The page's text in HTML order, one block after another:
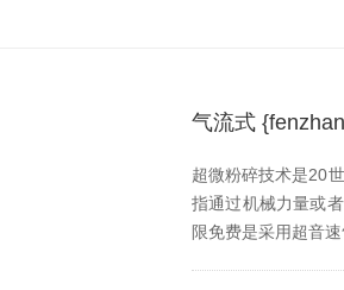
气流式
超微粉碎技术是20世
指通过机械力量或者
限免费是采用超音速